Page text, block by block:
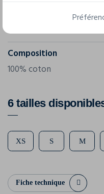
029353
Composition
100% coton
6 tailles
XS S M
Fiche technique